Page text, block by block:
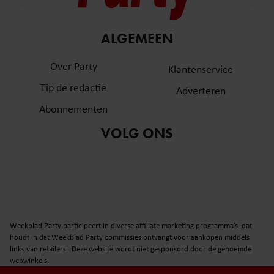
en om ons websiteverkeer te analyseren. Ook delen we
informatie over uw gebruik van onze site met onze
partners voor social media, adverteren en analyse. Deze
informatie die u aan ze heeft verstrekt of die ze hebben
gaat akkoord met onze cookies als u onze website blijft
gebruiken.
ALGEMEEN
Over Party
Tip de redactie
Abonnementen
Klantenservice
Adverteren
VOLG ONS
Weekblad Party participeert in diverse affiliate marketing programma’s, dat
houdt in dat Weekblad Party commissies ontvangt voor aankopen middels
links van retailers. Deze website wordt niet gesponsord door de genoemde
webwinkels.